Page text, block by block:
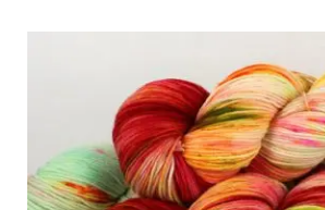
b
o
k
s
A
p
p
e